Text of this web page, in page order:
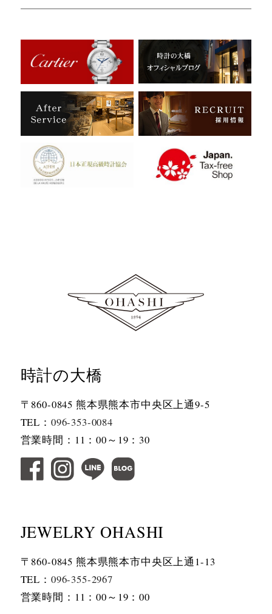
時計の大橋
〒860-0845 熊本県熊本市中央区上通9-5
TEL： 096-353-0084
営業時間：11：00～19：30
JEWELRY OHASHI
〒860-0845 熊本県熊本市中央区上通1-13
TEL： 096-355-2967
営業時間：11：00～19：00